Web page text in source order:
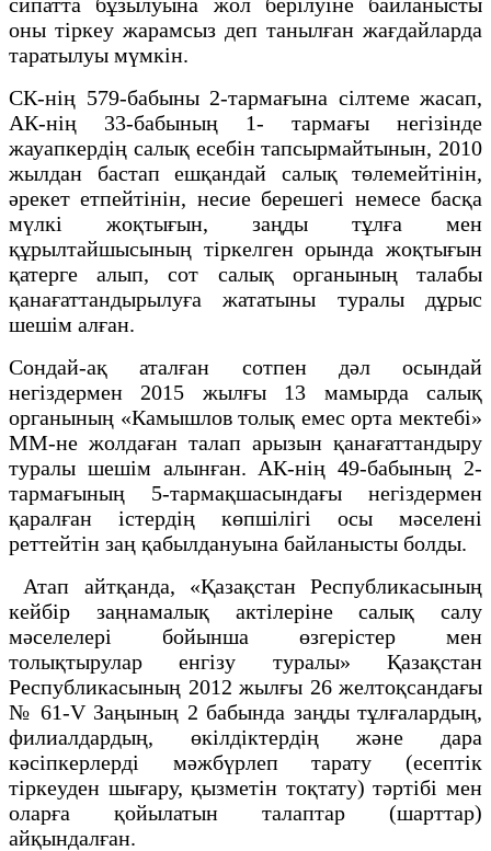
оны тіркеу жарамсыз деп танылған жағдайларда
таратылуы мүмкін.
СК-нің 579-бабыны 2-тармағына сілтеме жасап,
АК-нің 33-бабының 1- тармағы негізінде
жауапкердің салық есебін тапсырмайтынын, 2010
жылдан бастап ешқандай салық төлемейтінін,
әрекет етпейтінін, несие берешегі немесе басқа
мүлкі жоқтығын, заңды тұлға мен
құрылтайшысының тіркелген орында жоқтығын
қатерге алып, сот салық органының талабы
қанағаттандырылуға жататыны туралы дұрыс
шешім алған.
Сондай-ақ аталған сотпен дәл осындай
негіздермен 2015 жылғы 13 мамырда салық
органының «Камышлов толық емес орта мектебі»
ММ-не жолдаған талап арызын қанағаттандыру
туралы шешім алынған. АК-нің 49-бабының 2-
тармағының 5-тармақшасындағы негіздермен
қаралған істердің көпшілігі осы мәселені
реттейтін заң қабылдануына байланысты болды.
Атап айтқанда, «Қазақстан Республикасының
кейбір заңнамалық актілеріне салық салу
мәселелері бойынша өзгерістер мен
толықтырулар енгізу туралы» Қазақстан
Республикасының 2012 жылғы 26 желтоқсандағы
№ 61-V Заңының 2 бабында заңды тұлғалардың,
филиалдардың, өкілдіктердің және дара
кәсіпкерлерді мәжбүрлеп тарату (есептiк
тiркеуден шығару, қызметін тоқтату) тәртібі мен
оларға қойылатын талаптар (шарттар)
айқындалған.